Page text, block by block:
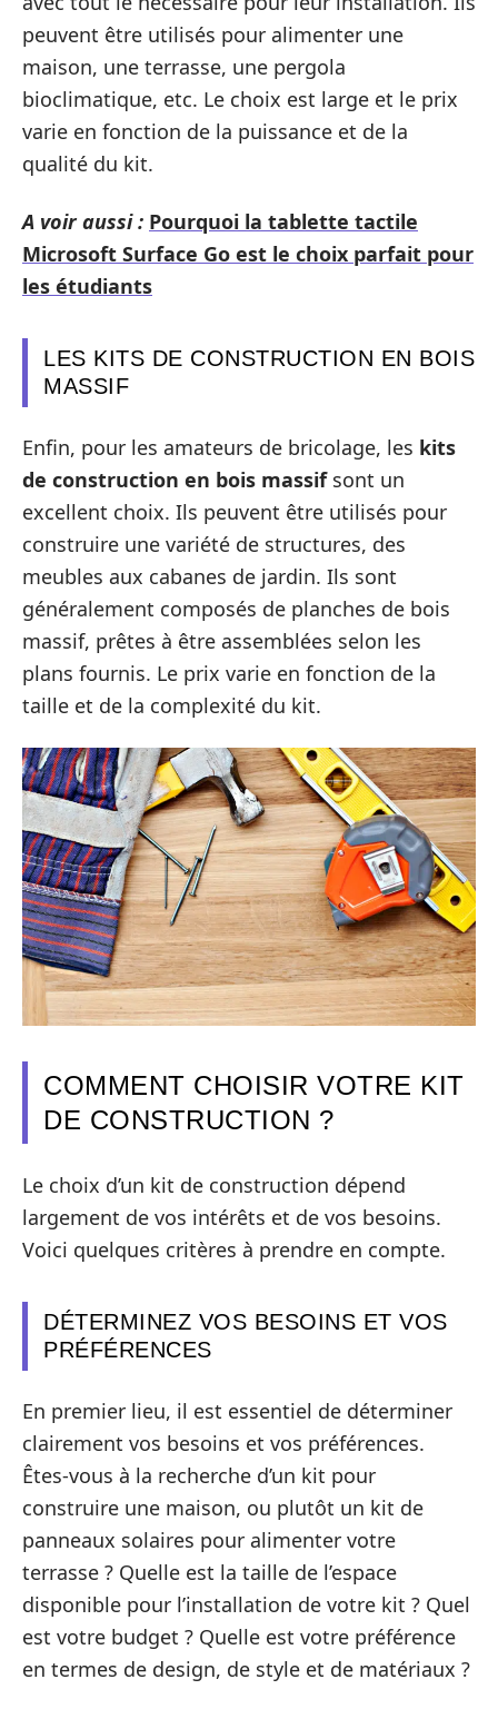
peuvent être utilisés pour alimenter une
maison, une terrasse, une pergola
bioclimatique, etc. Le choix est large et le prix
varie en fonction de la puissance et de la
qualité du kit.
A voir aussi : Pourquoi la tablette tactile
Microsoft Surface Go est le choix parfait pour
les étudiants
LES KITS DE CONSTRUCTION EN BOIS
MASSIF
Enfin, pour les amateurs de bricolage, les kits
de construction en bois massifsont un
excellent choix. Ils peuvent être utilisés pour
construire une variété de structures, des
meubles aux cabanes de jardin. Ils sont
généralement composés de planches de bois
massif, prêtes à être assemblées selon les
plans fournis. Le prix varie en fonction de la
taille et de la complexité du kit.
COMMENT CHOISIR VOTRE KIT
DE CONSTRUCTION ?
Le choix d’un kit de construction dépend
largement de vos intérêts et de vos besoins.
Voici quelques critères à prendre en compte.
DÉTERMINEZ VOS BESOINS ET VOS
PRÉFÉRENCES
En premier lieu, il est essentiel de déterminer
clairement vos besoins et vos préférences.
Êtes-vous à la recherche d’un kit pour
construire une maison, ou plutôt un kit de
panneaux solaires pour alimenter votre
terrasse ? Quelle est la taille de l’espace
disponible pour l’installation de votre kit ? Quel
est votre budget ? Quelle est votre préférence
en termes de design, de style et de matériaux ?